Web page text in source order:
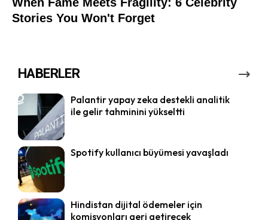
HABERLER
Palantir yapay zeka destekli analitik
ile gelir tahminini yükseltti
Spotify kullanıcı büyümesi yavaşladı
Hindistan dijital ödemeler için
komisyonları geri getirecek